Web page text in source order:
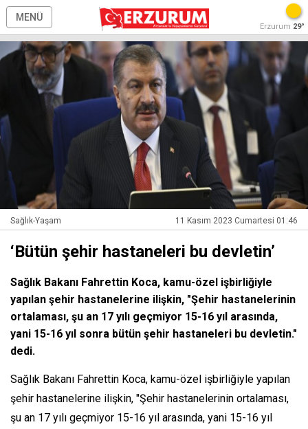
MENÜ
Erzurum 29°
Sağlık-Yaşam 11 Kasım 2023 Cumartesi 01:46
‘Bütün şehir hastaneleri bu devletin’
Sağlık Bakanı Fahrettin Koca, kamu-özel işbirliğiyle
yapılan şehir hastanelerine ilişkin, "Şehir hastanelerinin
ortalaması, şu an 17 yılı geçmiyor 15-16 yıl arasında,
yani 15-16 yıl sonra bütün şehir hastaneleri bu devletin."
dedi.
Sağlık Bakanı Fahrettin Koca, kamu-özel işbirliğiyle yapılan
şehir hastanelerine ilişkin, "Şehir hastanelerinin ortalaması,
şu an 17 yılı geçmiyor 15-16 yıl arasında, yani 15-16 yıl